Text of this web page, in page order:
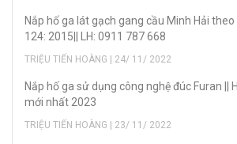
Nắp hố ga lát gạch gang cầu Minh Hải theo
124: 2015|| LH: 0911 787 668
TRIỆU TIẾN HOÀNG | 24/ 11/ 2022
Nắp hố ga sử dụng công nghệ đúc Furan ||
mới nhất 2023
TRIỆU TIẾN HOÀNG | 23/ 11/ 2022